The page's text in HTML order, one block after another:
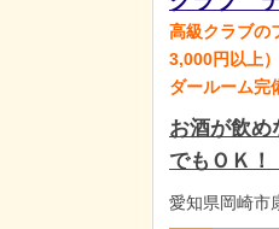
高級クラブの
3,000円以上
ダールーム完
お酒が飲め
でもＯＫ！
愛知県岡崎市